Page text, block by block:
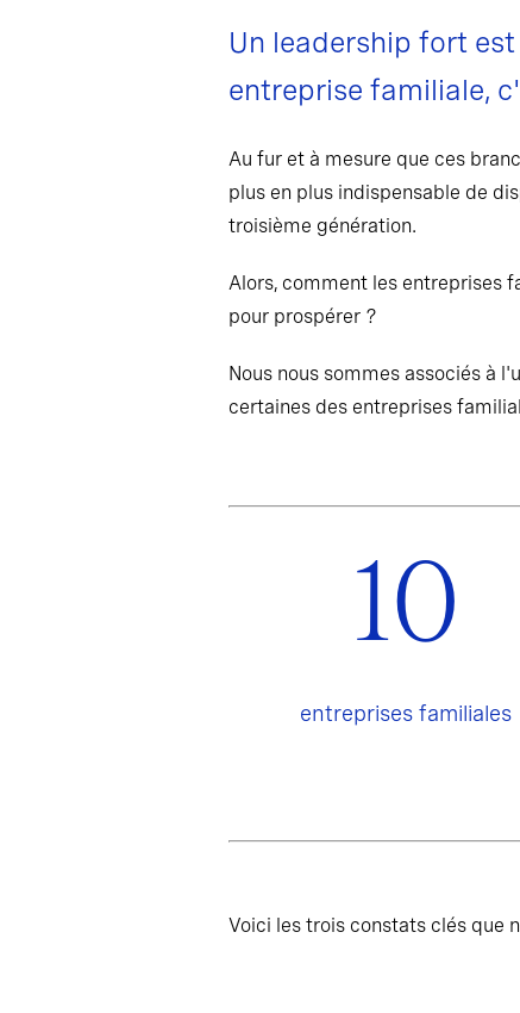
Un leadership fort
entreprise familiale,
Au fur et à mesure que ces
plus en plus indispensable de
troisième génération.
Alors, comment les entreprises
pour prospérer ?
Nous nous sommes associés à
certaines des entreprises
10
entreprises familiales
Voici les trois constats clés que